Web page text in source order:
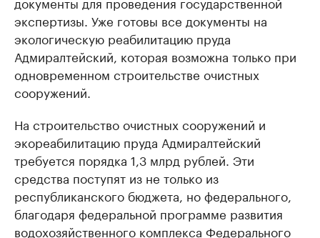
экспертизы. Уже готовы все документы на
экологическую реабилитацию пруда
Адмиралтейский, которая возможна только при
одновременном строительстве очистных
сооружений.
На строительство очистных сооружений и
экореабилитацию пруда Адмиралтейский
требуется порядка 1,3 млрд рублей. Эти
средства поступят из не только из
республиканского бюджета, но федерального,
благодаря федеральной программе развития
водохозяйственного комплекса Федерального